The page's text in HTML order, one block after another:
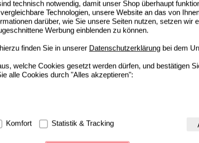
technisch notwendig, damit unser Shop überhaupt
Technologien, unsere Website an das von
darüber, wie Sie unsere Seiten nutzen, setzen wir
Werbung einblenden zu können.
finden Sie in unserer Datenschutzerklärung bei dem
welche Cookies gesetzt werden dürfen, und bestätigen
alle Cookies durch "Alles akzeptieren":
handelt es sich um Cookies, die für die Grundfunktionen
Warenkorb, Kundenkonto), weshalb auf diese nicht
Komfort Statistik & Tracking